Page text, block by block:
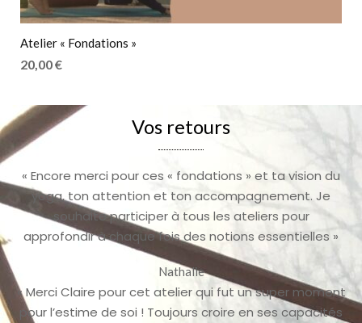
Atelier « Fondations »
20,00€
Vos retours
« Encore merci pour ces « fondations » et ta vision du
yoga, ton attention et ton accompagnement. Je
souhaite participer à tous les ateliers pour
approfondir à chaque fois des notions essentielles »
Nathalie
« Merci Claire pour cet atelier qui fut un super moment
pour l’estime de soi ! Toujours croire en ses capacités